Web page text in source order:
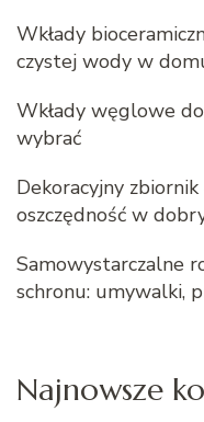
Wkłady
czystej wody w
Wkłady węglowe
wybrać
Dekoracyjny
oszczędność w
Samowystarczalne
schronu: umywalki,
Najnowsze